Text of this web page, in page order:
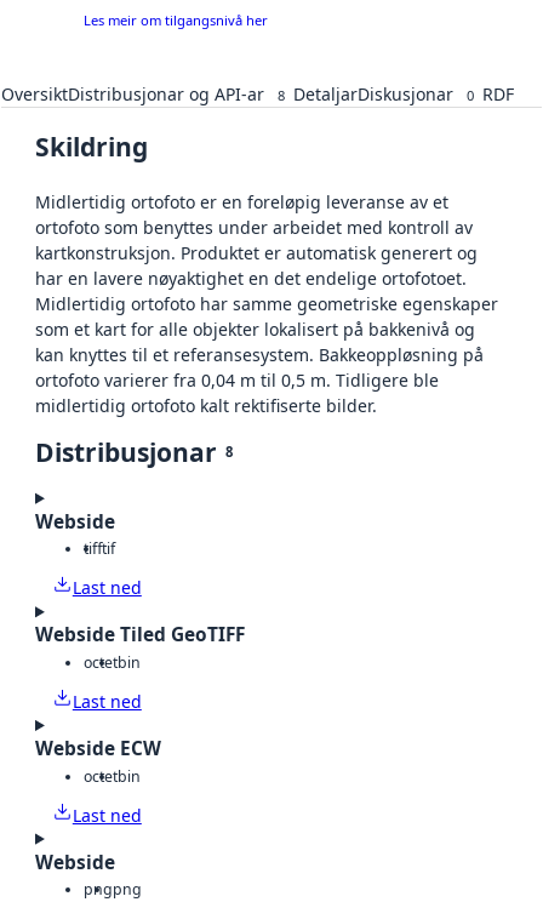
Les meir om tilgangsnivå her
OversiktDistribusjonar og API-ar 8 DetaljarDiskusjonar 0 RDF
Skildring
Midlertidig ortofoto er en foreløpig leveranse av et
ortofoto som benyttes under arbeidet med kontroll av
kartkonstruksjon. Produktet er automatisk generert og
har en lavere nøyaktighet en det endelige ortofotoet.
Midlertidig ortofoto har samme geometriske egenskaper
som et kart for alle objekter lokalisert på bakkenivå og
kan knyttes til et referansesystem. Bakkeoppløsning på
ortofoto varierer fra 0,04 m til 0,5 m. Tidligere ble
midlertidig ortofoto kalt rektifiserte bilder.
Distribusjonar 8
Webside
tifftif
Last ned
Webside Tiled GeoTIFF
octetbin
Last ned
Webside ECW
octetbin
Last ned
Webside
pngpng